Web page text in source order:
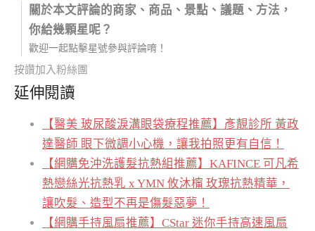
關於本文評論的商家、商品、景點、議題、方法，
你給幾顆星呢？
歡迎一起點擊星號參與評論唷！
按讚加入粉絲團
延伸閱讀
【醫美 玻尿酸淚溝眼袋療程推薦】彥靚診所 黃政
達醫師 眼下微調小心機，讓我拍照更有自信！
【網購免沖洗護髮抗熱組推薦】KAFINCE 可凡希
熱戀絲光抗熱乳 x YMN 攸沐橣 玫瑰抗熱精華，
讓吹髮、造型不再是傷髮惡夢！
【網購手持風扇推薦】CStar 迷你手持高速風扇